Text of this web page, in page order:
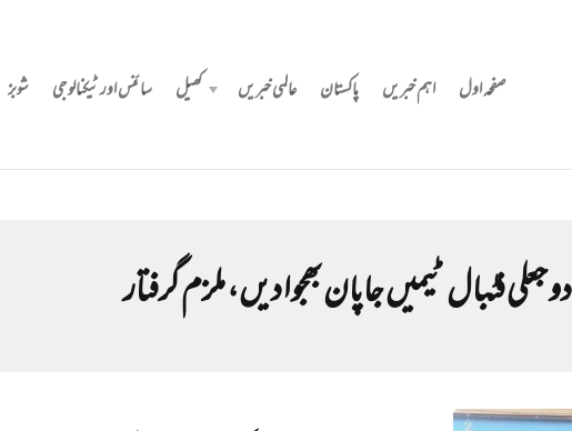
صفحہ اول اہم خبریں پاکستان عالمی خبریں کھیل سائنس اور ٹیکنالوجی شوبز